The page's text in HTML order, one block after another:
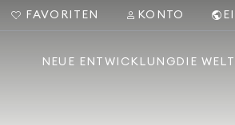
FAVORITEN KONTO
NEUE ENTWICKLUNG DIE